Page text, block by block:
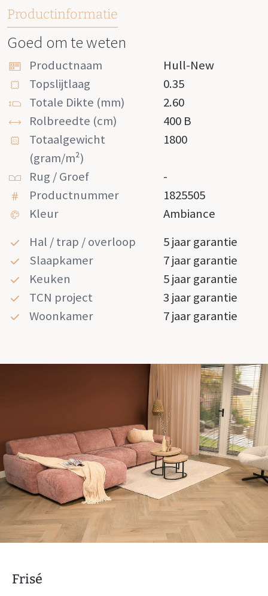
Productinformatie
Goed om te weten
Productnaam
Hull-New
Topslijtlaag
0.35
Totale Dikte (mm)
2.60
Rolbreedte (cm)
400 B
Totaalgewicht
(gram/m²)
1800
Rug / Groef
-
Productnummer
1825505
Kleur
Ambiance
Hal / trap / overloop
5 jaar garantie
Slaapkamer
7 jaar garantie
Keuken
5 jaar garantie
TCN project
3 jaar garantie
Woonkamer
7 jaar garantie
Frisé